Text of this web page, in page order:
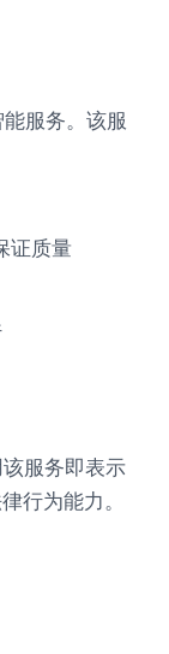
服务。该服
证质量
服务即表示
行为能力。